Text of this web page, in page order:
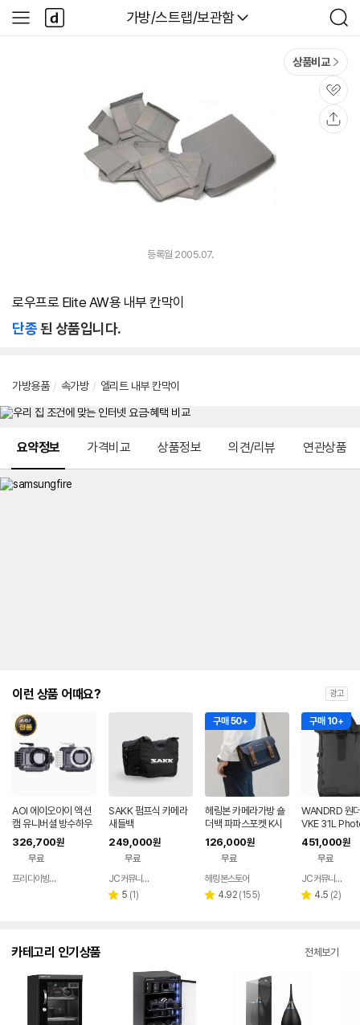
다나와
가방/스트랩/보관함
검
색
사
이
다
나
와
상품비교
관
심
등록월 2005.07.
로우프로 Elite AW용 내부 칸막이
단종된 상품입니다.
가방용품 / 속가방 / 엘리트 내부 칸막이
요약정보 가격비교 상품정보 의견/리뷰 연관상품
이런 상품 어때요? 광고
AOI 에이오아이 액션
캠 유니버셜 방수하우
징 [어딥터포함] 수중
촬영 60M 방수케이스
2컬러선택
326,700원
무료
프리다이빙 장비랩
SAKK 펌프식 카메라
새들백
249,000원
무료
JC커뮤니케이션
별 5 리
(1)
구매 50+
헤링본 카메라가방 숄
더백 파파스포켓 K시
즌5 스몰 소니 미러리
스 캐논 후지 니콘
126,000원
무료
페이
헤링본스토어
별 4.92 리
(155)
구매 10+
WANDRD 원
VKE 31L
dle Black V4
451,000원
무료
JC커뮤니케이션
별 4.5 리
(2)
카테고리 인기상품 전체보기